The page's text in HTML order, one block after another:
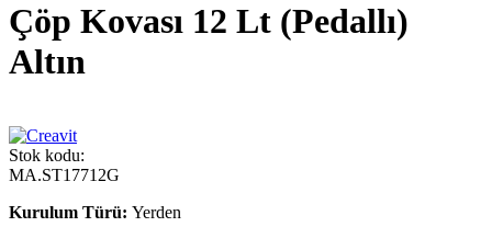
Çöp Kovası 12 Lt (Pedallı)
Altın
Stok kodu:
MA.ST17712G
Kurulum Türü: Yerden